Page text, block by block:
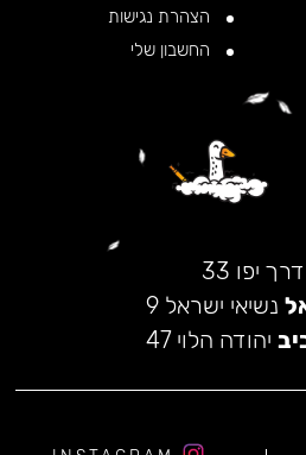
הצהרת נגישות
החשבון שלי
דרך יפו 33
נשיאי ישראל 9
יהודה הלוי 47